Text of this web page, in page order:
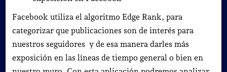
Facebook utiliza el algoritmo Edge Rank, para
categorizar que publicaciones son de interés para
nuestros seguidores y de esa manera darles más
exposición en las líneas de tiempo general o bien en